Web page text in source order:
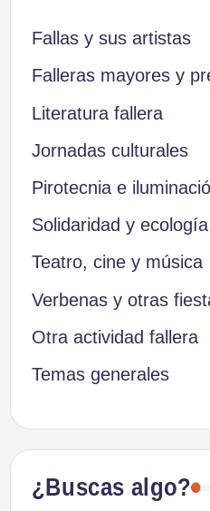
Fallas y sus artistas
Falleras mayores y
Literatura fallera
Jornadas culturales
Pirotecnia e
Solidaridad y ecología
Teatro, cine y música
Verbenas y otras
Otra actividad fallera
Temas generales
¿Buscas algo?